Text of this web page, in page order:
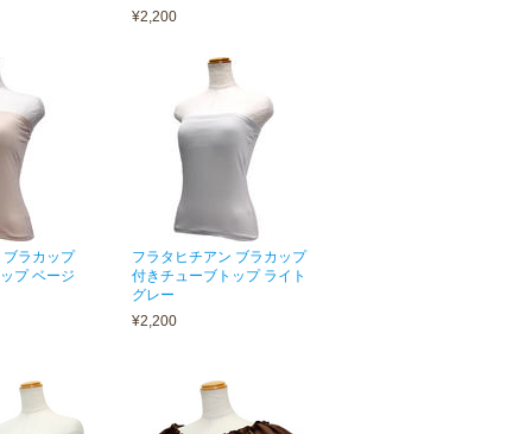
¥2,200
ブラカップ
プ ベージ
フラタヒチアン ブラカップ
付きチューブトップ ライト
グレー
¥2,200